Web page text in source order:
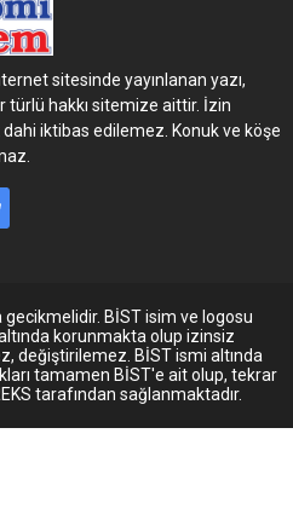
sitesinde yayınlanan yazı,
türlü hakkı sitemize aittir. İzin
iktibas edilemez. Konuk ve köşe
BİST isim ve logosu
korunmakta olup izinsiz
değiştirilemez. BİST ismi altında
tamamen BİST'e ait olup, tekrar
tarafından sağlanmaktadır.